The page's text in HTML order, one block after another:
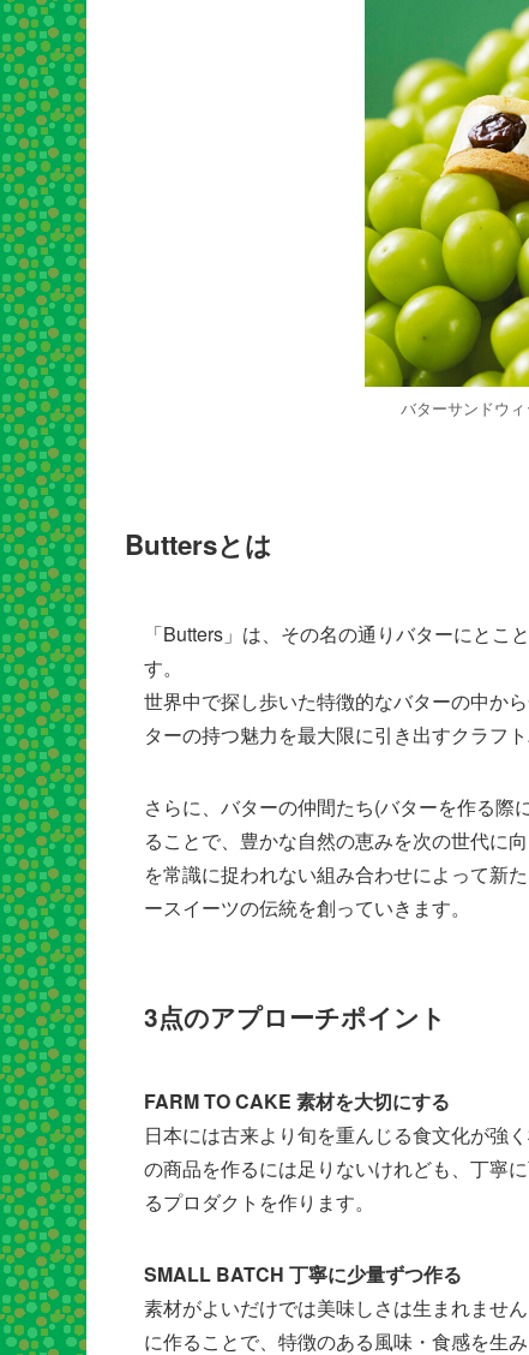
バターサンドウ
Buttersとは
「Butters」は、その名の通りバターにと
す。
世界中で探し歩いた特徴的なバターの中か
ターの持つ魅力を最大限に引き出すクラフ
さらに、バターの仲間たち(バターを作る
ることで、豊かな自然の恵みを次の世代に
を常識に捉われない組み合わせによって新
ースイーツの伝統を創っていきます。
3点のアプローチポイント
FARM TO CAKE 素材を大切にする
日本には古来より旬を重んじる食文化が強
の商品を作るには足りないけれども、丁寧
るプロダクトを作ります。
SMALL BATCH 丁寧に少量ずつ作る
素材がよいだけでは美味しさは生まれませ
に作ることで、特徴のある風味・食感を生み